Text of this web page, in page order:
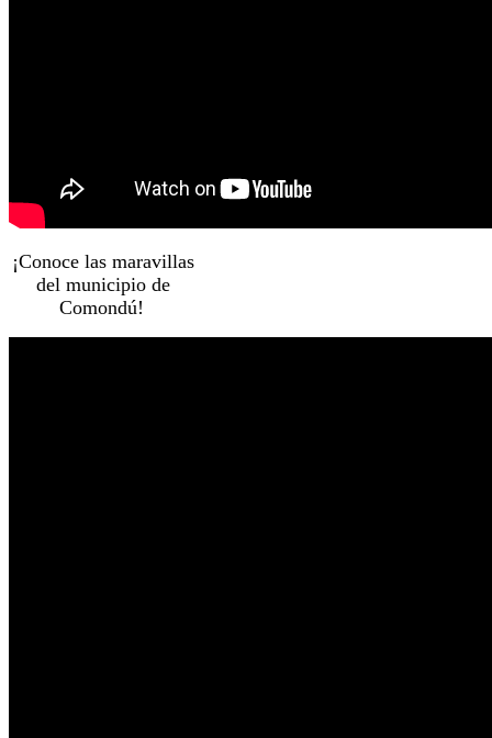
¡Conoce las maravillas
del municipio de
Comondú!